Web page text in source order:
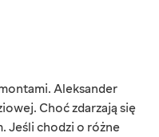
Aleksander
Choć zdarzają się
Jeśli chodzi o różne